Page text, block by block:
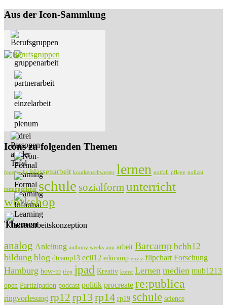
Aus der Icon-Sammlung
Icons zu folgenden Themen
feuerwehr klassenarbeit krankenschwester lernen notfall pflege polizei
rettungsdienst schule sozialformunterricht
workshop
Themen
analog Anleitung anthony weeks app arbeit Barcamp bchh12
bildung blog dtcamp13 ecil12 educamp euviz flipchart Forschung
Hamburg how-to ifvp ipad Kreativ kunst Lernen medien mub1213
open Partizipation podcast politik procreate re:publica
ringvorlesung rp12 rp13 rp14 rp19 schule science